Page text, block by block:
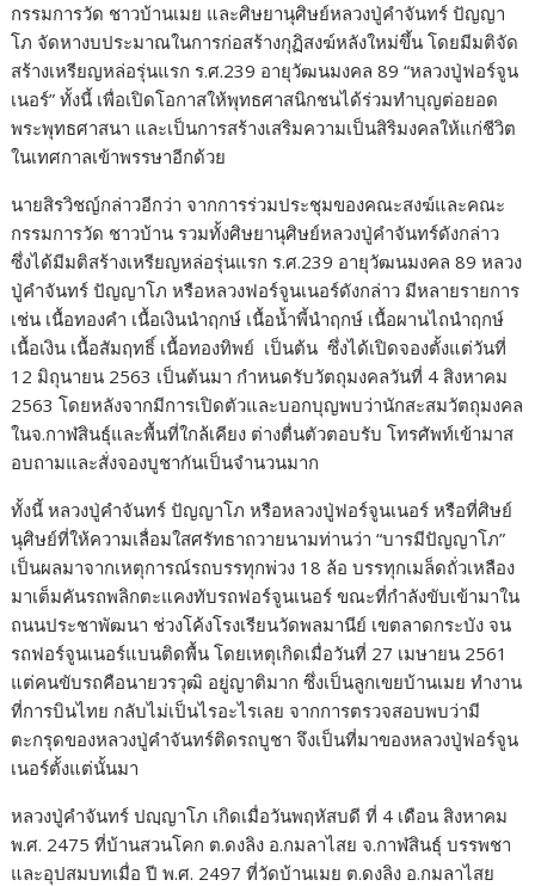
กรรมการวัด ชาวบ้านเมย และศิษยานุศิษย์หลวงปู่คำจันทร์ ปัญญา
โภ จัดหางบประมาณในการก่อสร้างกุฏิสงฆ์หลังใหม่ขึ้น โดยมีมติจัด
สร้างเหรียญหล่อรุ่นแรก ร.ศ.239 อายุวัฒนมงคล 89 “หลวงปู่ฟอร์จูน
เนอร์” ทั้งนี้ เพื่อเปิดโอกาสให้พุทธศาสนิกชนได้ร่วมทำบุญต่อยอด
พระพุทธศาสนา และเป็นการสร้างเสริมความเป็นสิริมงคลให้แก่ชีวิต
ในเทศกาลเข้าพรรษาอีกด้วย
นายสิรวิชญ์กล่าวอีกว่า จากการร่วมประชุมของคณะสงฆ์และคณะ
กรรมการวัด ชาวบ้าน รวมทั้งศิษยานุศิษย์หลวงปู่คำจันทร์ดังกล่าว
ซึ่งได้มีมติสร้างเหรียญหล่อรุ่นแรก ร.ศ.239 อายุวัฒนมงคล 89 หลวง
ปู่คำจันทร์ ปัญญาโภ หรือหลวงฟอร์จูนเนอร์ดังกล่าว มีหลายรายการ
เช่น เนื้อทองคำ เนื้อเงินนำฤกษ์ เนื้อน้ำพี้นำฤกษ์ เนื้อผานไถนำฤกษ์
เนื้อเงิน เนื้อสัมฤทธิ์ เนื้อทองทิพย์ เป็นต้น ซึ่งได้เปิดจองตั้งแต่วันที่
12 มิถุนายน 2563 เป็นต้นมา กำหนดรับวัตถุมงคลวันที่ 4 สิงหาคม
2563 โดยหลังจากมีการเปิดตัวและบอกบุญพบว่านักสะสมวัตถุมงคล
ในจ.กาฬสินธุ์และพื้นที่ใกล้เคียง ต่างตื่นตัวตอบรับ โทรศัพท์เข้ามาส
อบถามและสั่งจองบูชากันเป็นจำนวนมาก
ทั้งนี้ หลวงปู่คำจันทร์ ปัญญาโภ หรือหลวงปู่ฟอร์จูนเนอร์ หรือที่ศิษย์
นุศิษย์ที่ให้ความเลื่อมใสศรัทธาถวายนามท่านว่า “บารมีปัญญาโภ”
เป็นผลมาจากเหตุการณ์รถบรรทุกพ่วง 18 ล้อ บรรทุกเมล็ดถั่วเหลือง
มาเต็มคันรถพลิกตะแคงทับรถฟอร์จูนเนอร์ ขณะที่กำลังขับเข้ามาใน
ถนนประชาพัฒนา ช่วงโค้งโรงเรียนวัดพลมานีย์ เขตลาดกระบัง จน
รถฟอร์จูนเนอร์แบนติดพื้น โดยเหตุเกิดเมื่อวันที่ 27 เมษายน 2561
แต่คนขับรถคือนายวรวุฒิ อยู่ญาติมาก ซึ่งเป็นลูกเขยบ้านเมย ทำงาน
ที่การบินไทย กลับไม่เป็นไรอะไรเลย จากการตรวจสอบพบว่ามี
ตะกรุดของหลวงปู่คำจันทร์ติดรถบูชา จึงเป็นที่มาของหลวงปู่ฟอร์จูน
เนอร์ตั้งแต่นั้นมา
หลวงปู่คำจันทร์ ปญฺญาโภ เกิดเมื่อวันพฤหัสบดี ที่ 4 เดือน สิงหาคม
พ.ศ. 2475 ที่บ้านสวนโคก ต.ดงลิง อ.กมลาไสย จ.กาฬสินธุ์ บรรพชา
และอุปสมบทเมื่อ ปี พ.ศ. 2497 ที่วัดบ้านเมย ต.ดงลิง อ.กมลาไสย